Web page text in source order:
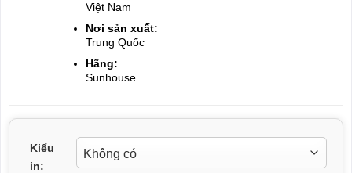
Việt Nam
Nơi sản xuất:
Trung Quốc
Hãng:
Sunhouse
Kiểu
in: